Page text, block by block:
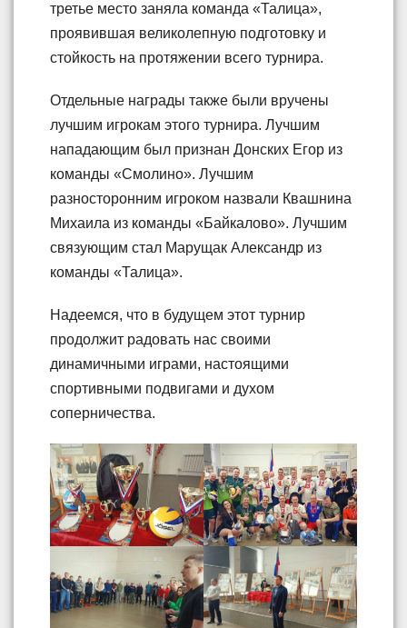
третье место заняла команда «Талица»,
проявившая великолепную подготовку и
стойкость на протяжении всего турнира.
Отдельные награды также были вручены
лучшим игрокам этого турнира. Лучшим
нападающим был признан Донских Егор из
команды «Смолино». Лучшим
разносторонним игроком назвали Квашнина
Михаила из команды «Байкалово». Лучшим
связующим стал Марущак Александр из
команды «Талица».
Надеемся, что в будущем этот турнир
продолжит радовать нас своими
динамичными играми, настоящими
спортивными подвигами и духом
соперничества.